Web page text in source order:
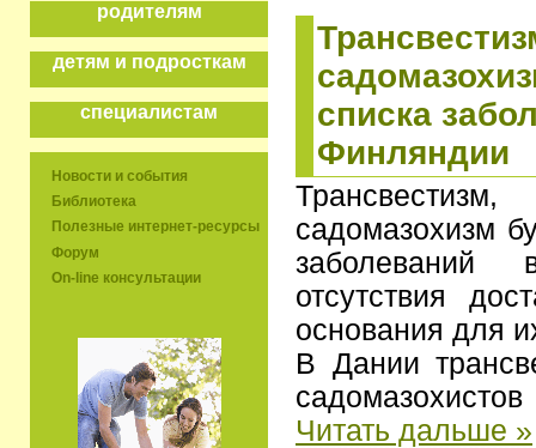
родителям
детям и подросткам
специалистам
Новости и события
Библиотека
Полезные интернет-ресурсы
Форум
On-line консультации
списка
Финляндии
садомазохизм
отсутствия
основания для
В Дании
Читать дальше »